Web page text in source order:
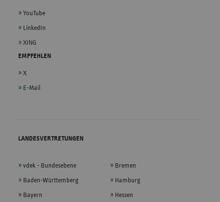
YouTube
LinkedIn
XING
EMPFEHLEN
X
E-Mail
LANDESVERTRETUNGEN
vdek - Bundesebene
Baden-Württemberg
Bayern
Bremen
Hamburg
Hessen